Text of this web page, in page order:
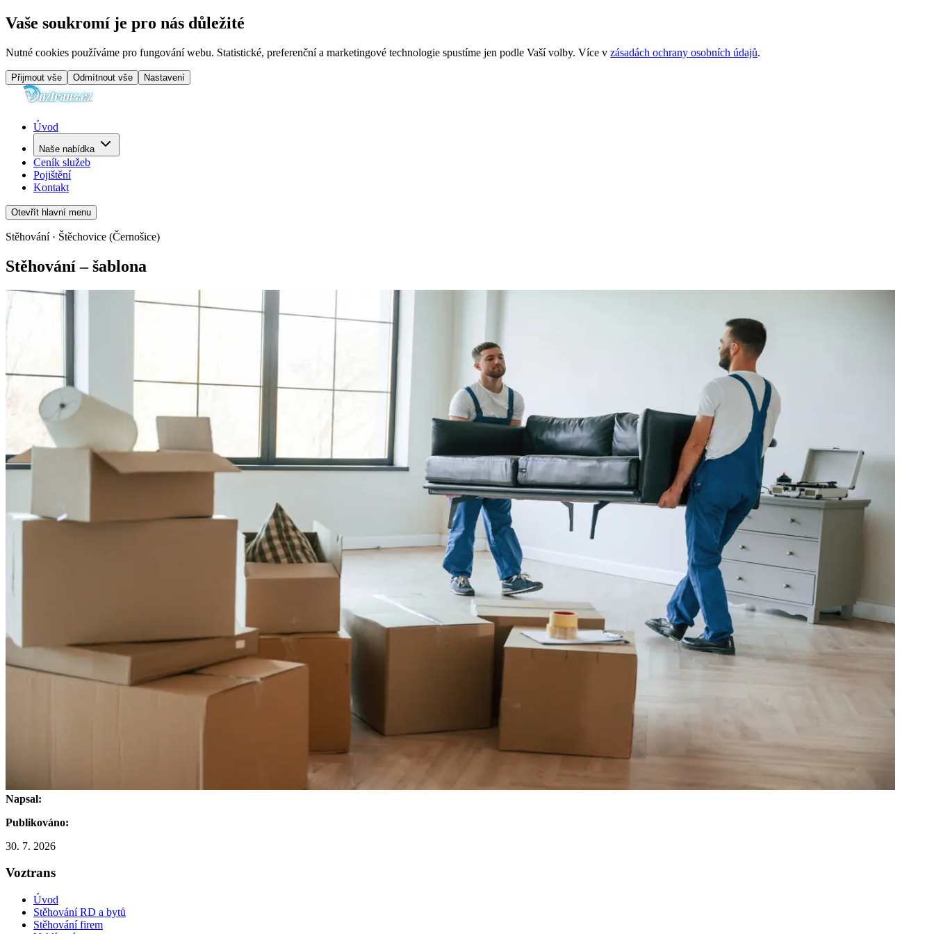
Vaše soukromí je pro nás důležité
Nutné cookies používáme pro fungování webu. Statistické, preferenční a marketingové technologie spustíme jen podle Vaší volby. Více v zásadách ochrany osobních údajů.
Přijmout vše Odmítnout vše Nastavení
Úvod
Naše nabídka
Ceník služeb
Pojištění
Kontakt
Otevřít hlavní menu
Stěhování · Štěchovice (Černošice)
Stěhování – šablona
Napsal:
Publikováno:
30. 7. 2026
Voztrans
Úvod
Stěhování RD a bytů
Stěhování firem